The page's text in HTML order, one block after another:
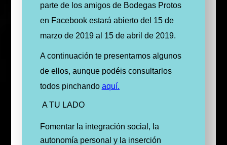
parte de los amigos de Bodegas Protos
en Facebook estará abierto del 15 de
marzo de 2019 al 15 de abril de 2019.
A continuación te presentamos algunos
de ellos, aunque podéis consultarlos
todos pinchando aquí.
A TU LADO
Fomentar la integración social, la
autonomía personal y la inserción